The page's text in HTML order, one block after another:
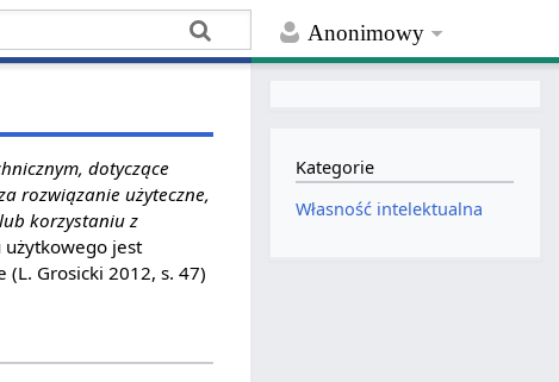
Anonimowy
dotyczące
rozwiązanie użyteczne,
korzystaniu z
użytkowego jest
Grosicki 2012, s. 47)
Kategorie
Własność intelektualna